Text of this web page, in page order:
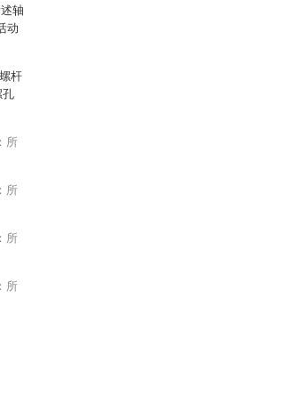
轴
动
杆
孔
所
所
所
所